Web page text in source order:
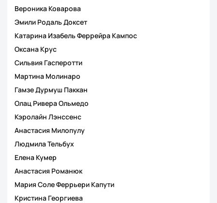
Вероника Коварова
Эмили Родаль Доксет
Катарина Изабель Феррейра Кампос
Оксана Крус
Сильвия Гасперотти
Мартина Молинаро
Гамзе Дурмуш Паккан
Олац Ривера Ольмедо
Кэролайн Лэнссенс
Анастасия Милопулу
Людмила Тельбух
Елена Кумер
Анастасия Романюк
Мария Соле Феррьери Капути
Кристина Георгиева